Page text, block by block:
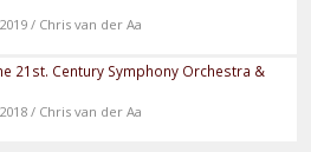
/ Chris van der Aa
21st. Century Symphony Orchestra &
/ Chris van der Aa